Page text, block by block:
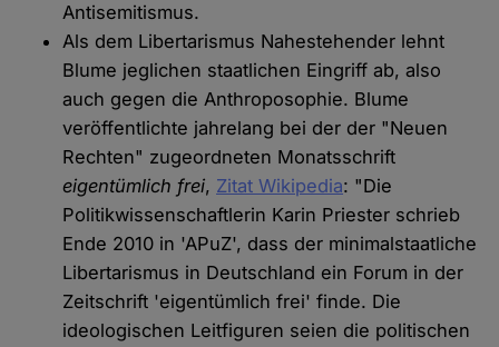
Antisemitismus.
Als dem Libertarismus Nahestehender lehnt
Blume jeglichen staatlichen Eingriff ab, also
auch gegen die Anthroposophie. Blume
veröffentlichte jahrelang bei der der "Neuen
Rechten" zugeordneten Monatsschrift
eigentümlich frei, Zitat Wikipedia: "Die
Politikwissenschaftlerin Karin Priester schrieb
Ende 2010 in 'APuZ', dass der minimalstaatliche
Libertarismus in Deutschland ein Forum in der
Zeitschrift 'eigentümlich frei' finde. Die
ideologischen Leitfiguren seien die politischen